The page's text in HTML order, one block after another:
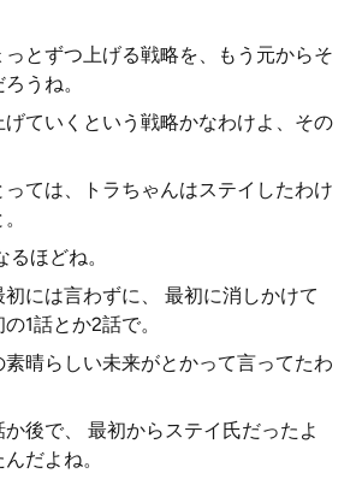
とずつ上げる戦略を、もう元からそ
うね。
げていくという戦略かなわけよ、その
ては、トラちゃんはステイしたわけ
ほどね。
には言わずに、 最初に消しかけて
1話とか2話で。
素晴らしい未来がとかって言ってたわ
後で、 最初からステイ氏だったよ
だよね。